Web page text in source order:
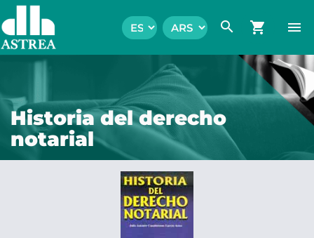
search shopping_cart menu
Historia del derecho
notarial